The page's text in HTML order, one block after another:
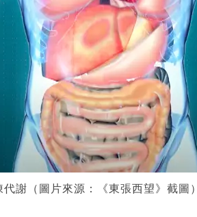
謝（圖片來源：《東張西望》截圖）